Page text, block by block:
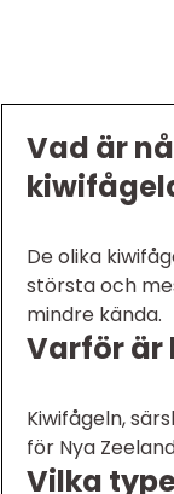
Vad är
De olika
största och
mindre kända.
Varför är
Kiwifågeln,
för Nya
Vilka